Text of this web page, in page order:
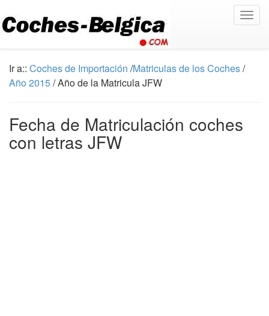
Ir a:: Coches de Importación /Matriculas de los Coches/
Año 2015/ Año de la Matricula JFW
Fecha de Matriculación coches
con letras JFW